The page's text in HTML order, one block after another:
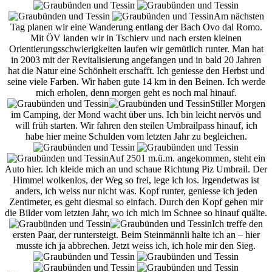
Am nächsten
Tag planen wir eine Wanderung entlang der Bach Ovo dal Romo.
Mit ÖV landen wir in Tschierv und nach ersten kleinen
Orientierungsschwierigkeiten laufen wir gemütlich runter. Man hat
in 2003 mit der Revitalisierung angefangen und in bald 20 Jahren
hat die Natur eine Schönheit erschafft. Ich geniesse den Herbst und
seine viele Farben. Wir haben gute 14 km in den Beinen. Ich werde
mich erholen, denn morgen geht es noch mal hinauf.
Stiller Morgen
im Camping, der Mond wacht über uns. Ich bin leicht nervös und
will früh starten. Wir fahren den steilen Umbrailpass hinauf, ich
habe hier meine Schulden vom letzten Jahr zu begleichen.
Auf 2501 m.ü.m. angekommen, steht ein
Auto hier. Ich kleide mich an und schaue Richtung Piz Umbrail. Der
Himmel wolkenlos, der Weg so frei, lege ich los. Irgendetwas ist
anders, ich weiss nur nicht was. Kopf runter, geniesse ich jeden
Zentimeter, es geht diesmal so einfach. Durch den Kopf gehen mir
die Bilder vom letzten Jahr, wo ich mich im Schnee so hinauf quälte.
Ich treffe den
ersten Paar, der runtersteigt. Beim Steinmännli halte ich an – hier
musste ich ja abbrechen. Jetzt weiss ich, ich hole mir den Sieg.